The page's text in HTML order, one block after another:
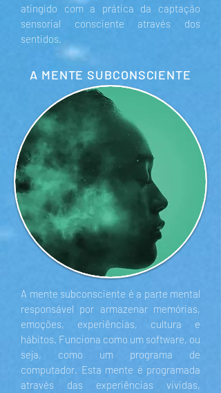
atingido com a prática da captação
sensorial consciente através dos
sentidos.
A MENTE SUBCONSCIENTE
A mente subconsciente é a parte mental
responsável por armazenar memórias,
emoções, experiências, cultura e
hábitos. Funciona como um software, ou
seja, como um programa de
computador. Esta mente é programada
através das experiências vividas,